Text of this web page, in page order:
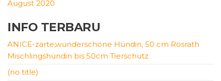
August 2020
INFO TERBARU
ANICE-zarte,wunderschöne Hündin, 50 cm Rösrath
Mischlingshündin bis 50cm Tierschutz
(no title)